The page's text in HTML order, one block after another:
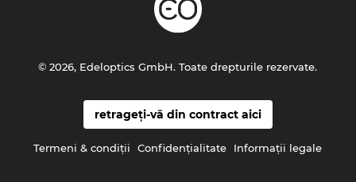
retrageți-vă din contract aici
Termeni & condiţii Confidenţialitate Informaţii legale
© 2026, Edeloptics GmbH. Toate drepturile rezervate.